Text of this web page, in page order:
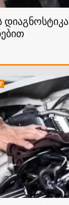
დიაგნოსტიკა